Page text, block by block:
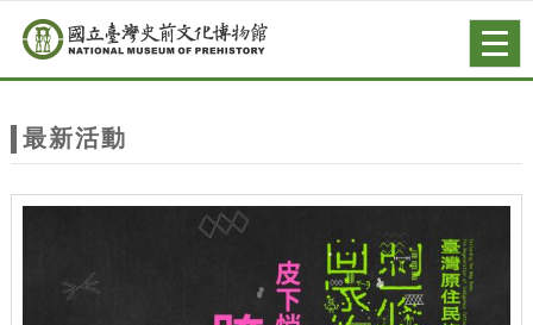
站
主
跳到主要內容
網站導覽
最新活動